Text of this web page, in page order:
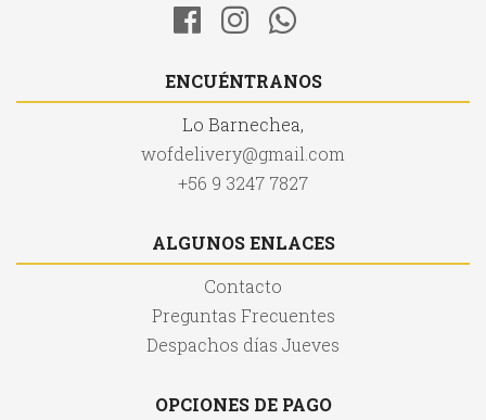
ENCUÉNTRANOS
Lo Barnechea,
wofdelivery@gmail.com
+56 9 3247 7827
ALGUNOS ENLACES
Contacto
Preguntas Frecuentes
Despachos días Jueves
OPCIONES DE PAGO